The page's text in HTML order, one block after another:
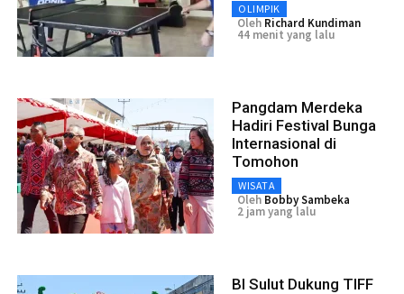
OLIMPIK
Oleh Richard Kundiman
44 menit yang lalu
Pangdam Merdeka
Hadiri Festival Bunga
Internasional di
Tomohon
WISATA
Oleh Bobby Sambeka
2 jam yang lalu
BI Sulut Dukung TIFF